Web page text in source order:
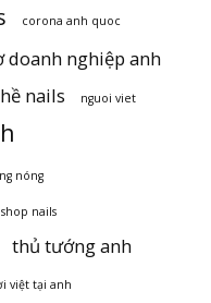
corona anh quoc
doanh nghiệp anh
nails nguoi viet
nóng
shop nails
thủ tướng anh
việt tại anh